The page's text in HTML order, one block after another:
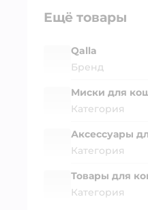
Ещё товары
Qalla
Бренд
Миски для
Категория
Аксессуары
Категория
Товары для
Категория